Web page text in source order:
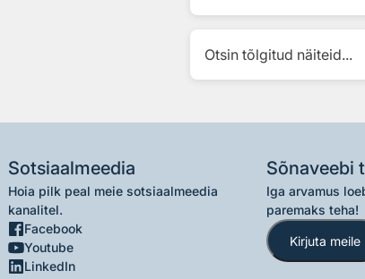
Otsin tõlgitud näiteid...
Sotsiaalmeedia
Hoia pilk peal meie sotsiaalmeedia
kanalitel.
Facebook
Youtube
LinkedIn
Sõnaveebi
Iga arvamus
paremaks teha!
Kirjuta meile